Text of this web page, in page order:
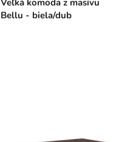
Veľká komoda z masívu
Bellu - biela/dub